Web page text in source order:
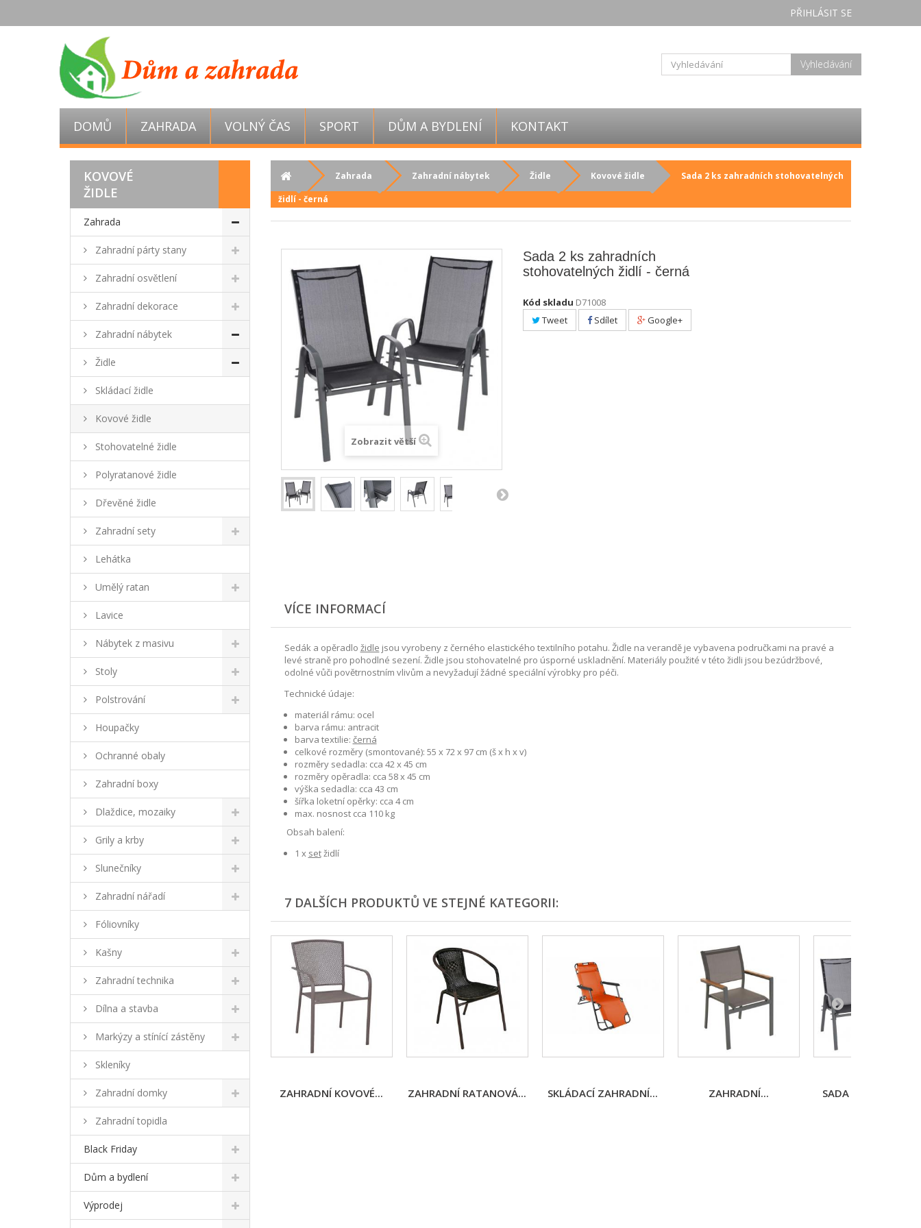
PŘIHLÁSIT SE
Vyhledávání
DOMŮ ZAHRADA VOLNÝ ČAS SPORT DŮM A BYDLENÍ KONTAKT
KOVOVÉ
ŽIDLE
Zahrada
Zahradní párty stany
Zahradní osvětlení
Zahradní dekorace
Zahradní nábytek
Židle
Skládací židle
Kovové židle
Stohovatelné židle
Polyratanové židle
Dřevěné židle
Zahradní sety
Lehátka
Umělý ratan
Lavice
Nábytek z masivu
Stoly
Polstrování
Houpačky
Ochranné obaly
Zahradní boxy
Dlaždice, mozaiky
Grily a krby
Slunečníky
Zahradní nářadí
Fóliovníky
Kašny
Zahradní technika
Dílna a stavba
Markýzy a stínící zástěny
Skleníky
Zahradní domky
Zahradní topidla
Black Friday
Dům a bydlení
Výprodej
Zahrada Zahradní nábytek Židle Kovové židle
Sada 2 ks zahradních stohovatelných
židlí - černá
Zobrazit větší
Sada 2 ks zahradních
stohovatelných židlí - černá
Kód skladu D71008
Tweet
Sdílet Google+
VÍCE INFORMACÍ
Sedák a opěradlo židle jsou vyrobeny z černého elastického textilního potahu. Židle na verandě je vybavena područkami na pravé a
levé straně pro pohodlné sezení. Židle jsou stohovatelné pro úsporné uskladnění. Materiály použité v této židli jsou bezúdržbové,
odolné vůči povětrnostním vlivům a nevyžadují žádné speciální výrobky pro péči.
Technické údaje:
materiál rámu: ocel
barva rámu: antracit
barva textilie: černá
celkové rozměry (smontované): 55 x 72 x 97 cm (š x h x v)
rozměry sedadla: cca 42 x 45 cm
rozměry opěradla: cca 58 x 45 cm
výška sedadla: cca 43 cm
šířka loketní opěrky: cca 4 cm
max. nosnost cca 110 kg
Obsah balení:
1 x setžidlí
7 DALŠÍCH PRODUKTŮ VE STEJNÉ KATEGORII:
ZAHRADNÍ KOVOVÉ... ZAHRADNÍ RATANOVÁ... SKLÁDACÍ ZAHRADNÍ... ZAHRADNÍ... SADA